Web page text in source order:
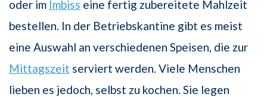
oder im Imbiss eine fertig zubereitete Mahlzeit
bestellen. In der Betriebskantine gibt es meist
eine Auswahl an verschiedenen Speisen, die zur
Mittagszeit serviert werden. Viele Menschen
lieben es jedoch, selbst zu kochen. Sie legen